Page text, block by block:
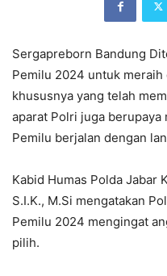
Sergapreborn Bandung
Pemilu 2024 untuk
khususnya yang telah
aparat Polri juga
Pemilu berjalan dengan
Kabid Humas Polda Jabar
S.I.K., M.Si mengatakan
Pemilu 2024 mengingat
pilih.